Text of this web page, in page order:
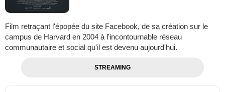
Film retraçant l'épopée du site Facebook, de sa création sur le
campus de Harvard en 2004 à l'incontournable réseau
communautaire et social qu'il est devenu aujourd'hui.
STREAMING